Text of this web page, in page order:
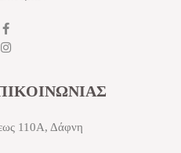
110Α, Δάφνη